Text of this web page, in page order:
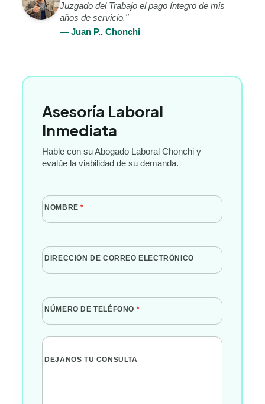
Juzgado del Trabajo el pago íntegro de mis
años de servicio."
— Juan P., Chonchi
Asesoría Laboral
Inmediata
Hable con su Abogado Laboral Chonchi y
evalúe la viabilidad de su demanda.
NOMBRE*
DIRECCIÓN DE CORREO ELECTRÓNICO
NÚMERO DE TELÉFONO *
DEJANOS TU CONSULTA